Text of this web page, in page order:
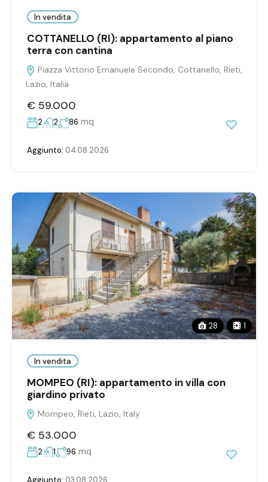
In vendita
COTTANELLO (RI): appartamento al piano
terra con cantina
Piazza Vittorio Emanuele Secondo, Cottanello, Rieti,
Lazio, Italia
€ 59.000
2 2 86 mq
Aggiunto: 04.08.2026
28 1
In vendita
MOMPEO (RI): appartamento in villa con
giardino privato
Mompeo, Rieti, Lazio, Italy
€ 53.000
2 1 96 mq